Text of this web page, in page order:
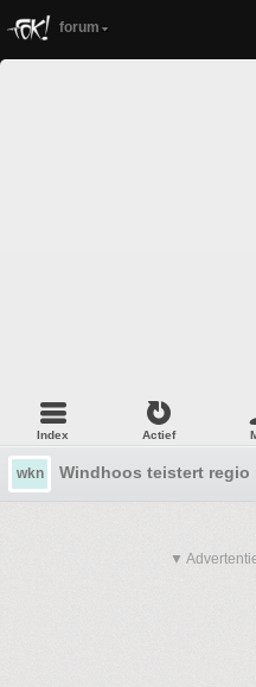
forum
Index Actief
wkn Windhoos teistert regio
▼